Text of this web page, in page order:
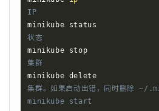
IP
minikube
状态
minikube
集群
minikube
集群。如果启动出错，同时删除 ~/
minikube start